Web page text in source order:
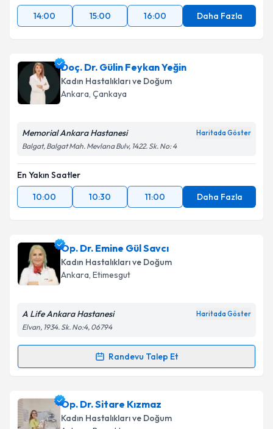
14:00
15:00 16:00 Daha Fazla
Doç. Dr. Gülin Feykan Yeğin
Kadın Hastalıkları ve Doğum
Ankara, Çankaya
Memorial Ankara Hastanesi Haritada Göster
Balgat, Balgat Mah. Mevlana Bulv, 1422. Sk. No: 4
En Yakın Saatler
10:00
10:30 11:00 Daha Fazla
Op. Dr. Emine Gül Savcı
Kadın Hastalıkları ve Doğum
Ankara, Etimesgut
A Life Ankara Hastanesi Haritada Göster
Elvan, 1934. Sk. No:4, 06794
Randevu Talep Et
Randevu Takvimi Talebi
Op. Dr. Emine Gül Savcıiçin randevu takvimi talebi
oluşturun. Size bu uzmandan randevu almanız için bir
Op. Dr. Sitare Kızmaz
Kadın Hastalıkları ve Doğum